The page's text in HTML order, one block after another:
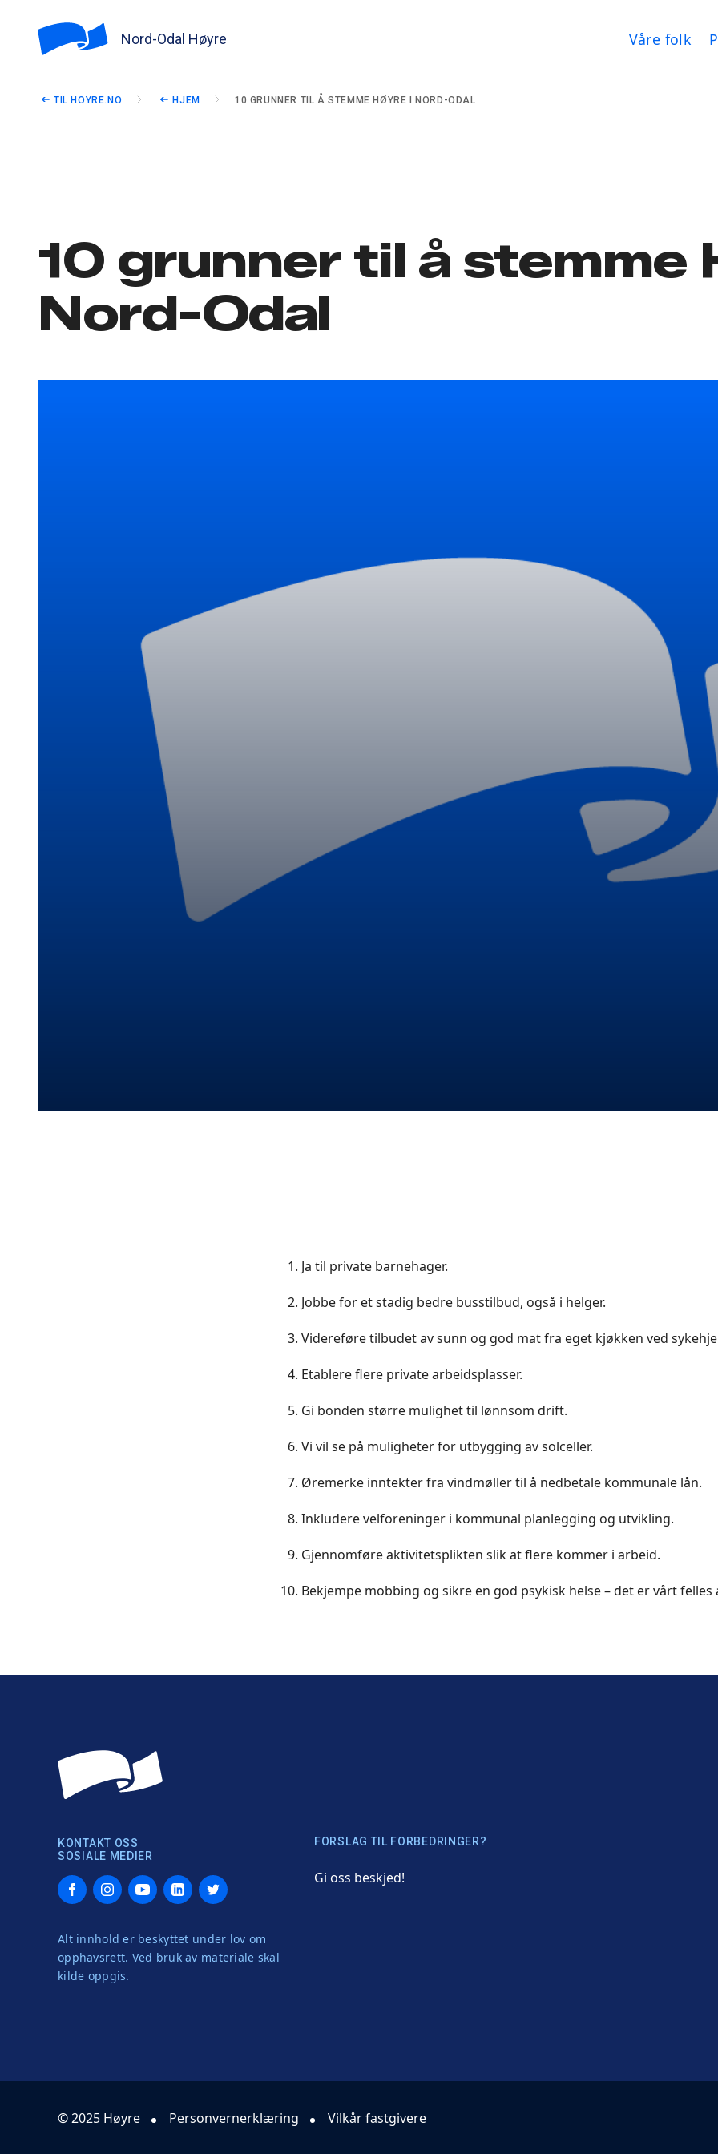
Nord-Odal Høyre Våre folk
TIL HOYRE.NO HJEM 10 GRUNNER TIL Å STEMME HØYRE I NORD-ODAL
10 grunner til å stemme
Nord-Odal
Ja til private barnehager.
Jobbe for et stadig bedre busstilbud, også i helger.
Videreføre tilbudet av sunn og god mat fra eget kjøkken ved
Etablere flere private arbeidsplasser.
Gi bonden større mulighet til lønnsom drift.
Vi vil se på muligheter for utbygging av solceller.
Øremerke inntekter fra vindmøller til å nedbetale kommunale lån.
Inkludere velforeninger i kommunal planlegging og utvikling.
Gjennomføre aktivitetsplikten slik at flere kommer i arbeid.
Bekjempe mobbing og sikre en god psykisk helse – det er vårt felles
KONTAKT OSS
SOSIALE MEDIER
FacebookInstagramYouTubeLinkedInTwitter
Alt innhold er beskyttet under lov om
opphavsrett. Ved bruk av materiale skal
kilde oppgis.
FORSLAG TIL FORBEDRINGER?
Gi oss beskjed!
© 2025 Høyre Personvernerklæring Vilkår fastgivere